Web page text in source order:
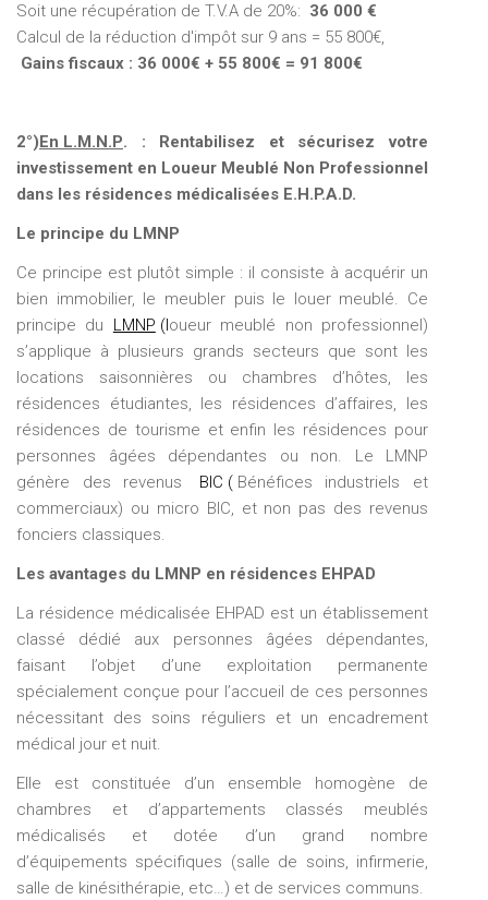
Soit une récupération de T.V.A de 20%: 36 000 €
Calcul de la réduction d'impôt sur 9 ans = 55 800€,
Gains fiscaux : 36 000€ + 55 800€ = 91 800€
2°)En L.M.N.P. : Rentabilisez et sécurisez votre
investissement en Loueur Meublé Non Professionnel
dans les résidences médicalisées E.H.P.A.D.
Le principe du LMNP
Ce principe est plutôt simple : il consiste à acquérir un
bien immobilier, le meubler puis le louer meublé. Ce
principe du LMNP (loueur meublé non professionnel)
s’applique à plusieurs grands secteurs que sont les
locations saisonnières ou chambres d’hôtes, les
résidences étudiantes, les résidences d’affaires, les
résidences de tourisme et enfin les résidences pour
personnes âgées dépendantes ou non. Le LMNP
génère des revenus
BIC ( Bénéfices industriels et
commerciaux) ou micro BIC, et non pas des revenus
fonciers classiques.
Les avantages du LMNP en résidences EHPAD
La résidence médicalisée EHPAD est un établissement
classé dédié aux personnes âgées dépendantes,
faisant l’objet d’une exploitation permanente
spécialement conçue pour l’accueil de ces personnes
nécessitant des soins réguliers et un encadrement
médical jour et nuit.
Elle est constituée d’un ensemble homogène de
chambres et d’appartements classés meublés
médicalisés et dotée d’un grand nombre
d’équipements spécifiques (salle de soins, infirmerie,
salle de kinésithérapie, etc…) et de services communs.